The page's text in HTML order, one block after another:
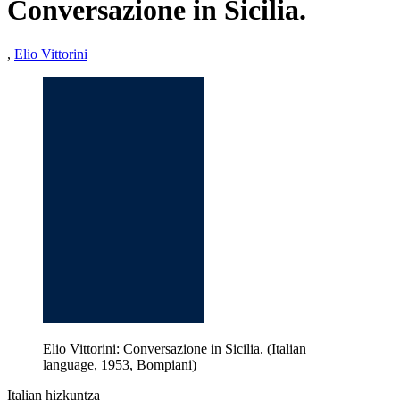
Conversazione in Sicilia.
, Elio Vittorini
Elio Vittorini: Conversazione in Sicilia. (Italian
language, 1953, Bompiani)
Italian hizkuntza